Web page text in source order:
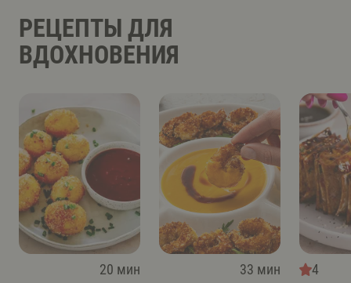
РЕЦЕПТЫ ДЛЯ
ВДОХНОВЕНИЯ
20 мин 33 мин 4